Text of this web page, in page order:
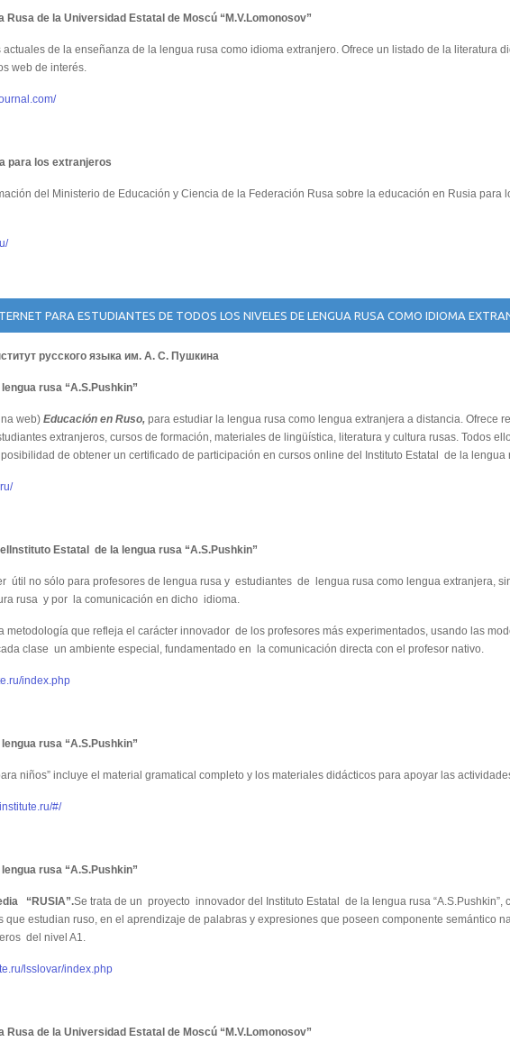
Rusa de la Universidad Estatal de Moscú “M.V.Lomonosov”
actuales de la enseñanza de la lengua rusa como idioma extranjero. Ofrece un listado de la literatura
web de interés.
para los extranjeros
del Ministerio de Educación y Ciencia de la Federación Rusa sobre la educación en Rusia para
PARA ESTUDIANTES DE TODOS LOS NIVELES DE LENGUA RUSA COMO IDIOMA
русского языка им. А. С. Пушкина
rusa “A.S.Pushkin”
web) Educación en Ruso, para estudiar la lengua rusa como lengua extranjera a distancia. Ofrece
extranjeros, cursos de formación, materiales de lingüística, literatura y cultura rusas. Todos
de obtener un certificado de participación en cursos online del Instituto Estatal de la lengua
Estatal de la lengua rusa “A.S.Pushkin”
útil no sólo para profesores de lengua rusa y estudiantes de lengua rusa como lengua extranjera,
rusa y por la comunicación en dicho idioma.
metodología que refleja el carácter innovador de los profesores más experimentados, usando las
clase un ambiente especial, fundamentado en la comunicación directa con el profesor nativo.
index.php
rusa “A.S.Pushkin”
niños” incluye el material gramatical completo y los materiales didácticos para apoyar las
#/
rusa “A.S.Pushkin”
“RUSIA”.Se trata de un proyecto innovador del Instituto Estatal de la lengua rusa
que estudian ruso, en el aprendizaje de palabras y expresiones que poseen componente semántico
del nivel A1.
lsslovar/index.php
Rusa de la Universidad Estatal de Moscú “M.V.Lomonosov”